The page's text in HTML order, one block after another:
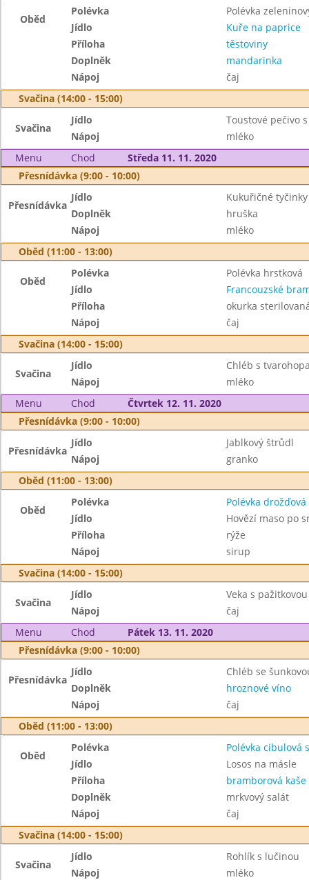
Oběd
Polévka
Polévka
Jídlo
Kuře na paprice
Příloha
těstoviny
Doplněk
mandarinka
Nápoj
čaj
Svačina (14:00 - 15:00)
Svačina
Jídlo
Toustové pečivo
Nápoj
mléko
Menu
Chod
Středa 11. 11. 2020
Přesnídávka (9:00 - 10:00)
Přesnídávka
Jídlo
Kukuřičné tyčinky
Doplněk
hruška
Nápoj
mléko
Oběd (11:00 - 13:00)
Oběd
Polévka
Polévka hrstková
Jídlo
Francouzské
Příloha
okurka
Nápoj
čaj
Svačina (14:00 - 15:00)
Svačina
Jídlo
Chléb s
Nápoj
mléko
Menu
Chod
Čtvrtek 12. 11. 2020
Přesnídávka (9:00 - 10:00)
Přesnídávka
Jídlo
Jablkový štrůdl
Nápoj
granko
Oběd (11:00 - 13:00)
Oběd
Polévka
Polévka drožďová
Jídlo
Hovězí maso po
Příloha
rýže
Nápoj
sirup
Svačina (14:00 - 15:00)
Svačina
Jídlo
Veka s
Nápoj
čaj
Menu
Chod
Pátek 13. 11. 2020
Přesnídávka (9:00 - 10:00)
Přesnídávka
Jídlo
Chléb se
Doplněk
hroznové víno
Nápoj
čaj
Oběd (11:00 - 13:00)
Oběd
Polévka
Polévka cibulová
Jídlo
Losos na másle
Příloha
bramborová kaše
Doplněk
mrkvový salát
Nápoj
čaj
Svačina (14:00 - 15:00)
Svačina
Jídlo
Rohlík s lučinou
Nápoj
mléko